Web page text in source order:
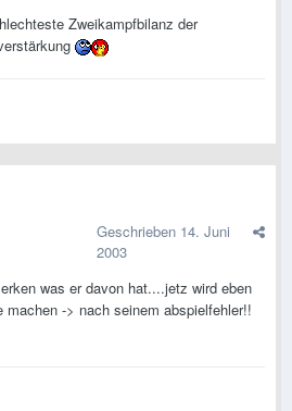
Zweikampfbilanz der
Geschrieben 14. Juni
2003
was er davon hat....jetz wird eben
machen -> nach seinem abspielfehler!!